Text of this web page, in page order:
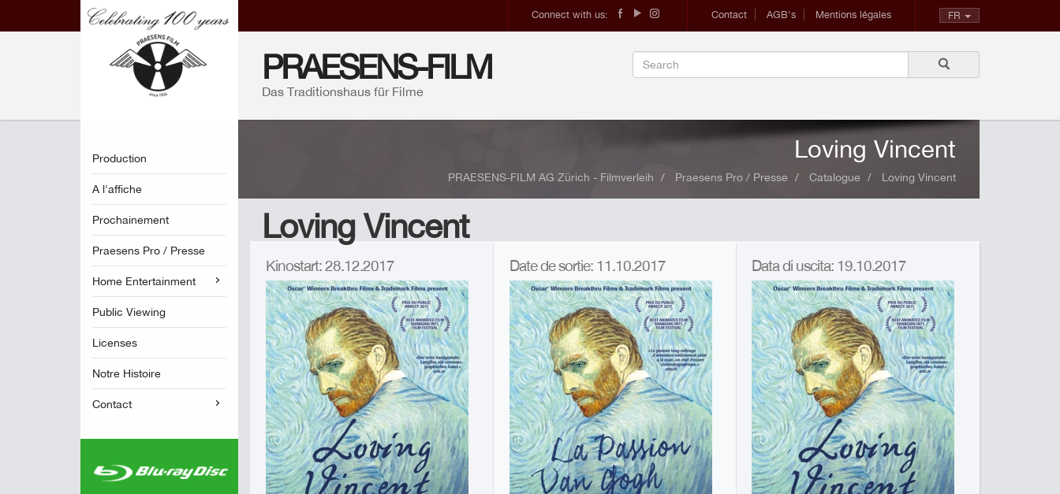
FR
Contact AGB's Mentions légales
Connect with us:
PRAESENS-FILM
Das Traditionshaus für Filme
Production
A l'affiche
Prochainement
Praesens Pro / Presse
Home Entertainment
Public Viewing
Licenses
Notre Histoire
Contact
Loving Vincent
PRAESENS-FILM AG Zürich - Filmverleih Praesens Pro / Presse Catalogue Loving Vincent
Loving Vincent
Kinostart: 28.12.2017 Date de sortie: 11.10.2017 Data di uscita: 19.10.2017